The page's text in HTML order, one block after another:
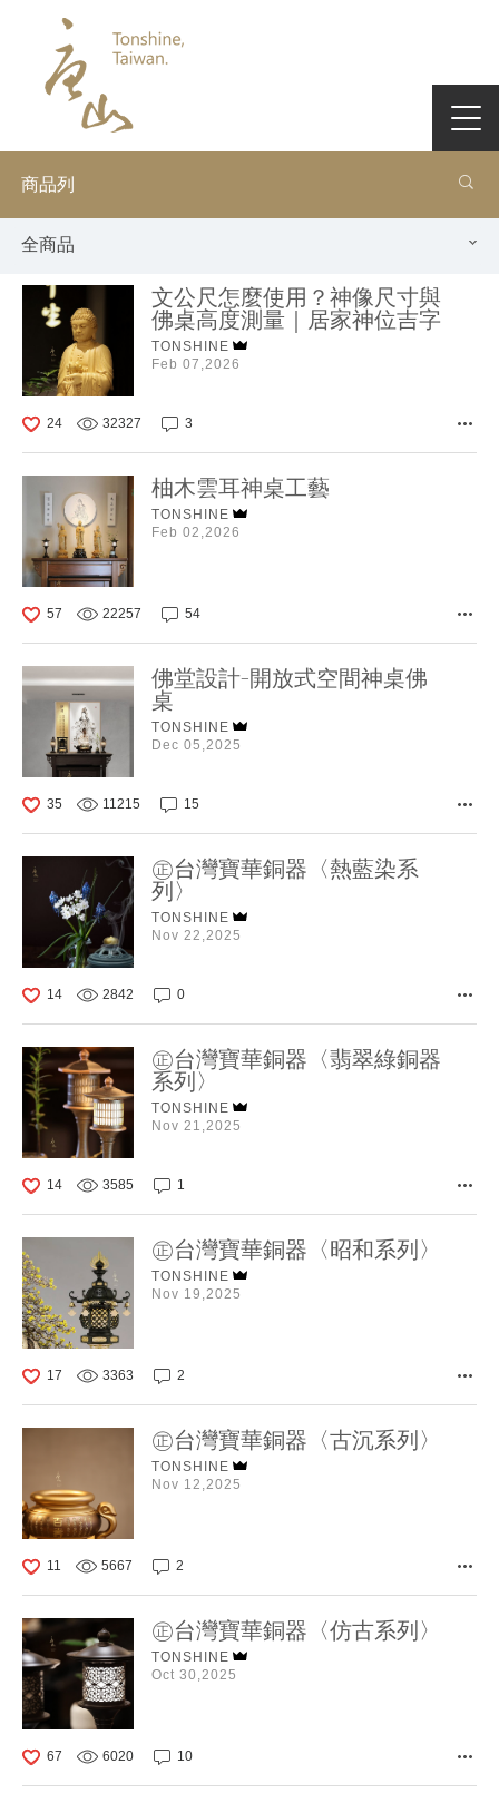
商品列
全商品
文公尺怎麼使用？神像尺寸與
佛桌高度測量｜居家神位吉字
TONSHINE
Feb 07,2026
24 32327 3
柚木雲耳神桌工藝
TONSHINE
Feb 02,2026
57 22257 54
佛堂設計-開放式空間神桌佛
桌
TONSHINE
Dec 05,2025
35 11215 15
㊣台灣寶華銅器〈熱藍染系
列〉
TONSHINE
Nov 22,2025
14 2842 0
㊣台灣寶華銅器〈翡翠綠銅器
系列〉
TONSHINE
Nov 21,2025
14 3585 1
㊣台灣寶華銅器〈昭和系列〉
TONSHINE
Nov 19,2025
17 3363 2
㊣台灣寶華銅器〈古沉系列〉
TONSHINE
Nov 12,2025
11 5667 2
㊣台灣寶華銅器〈仿古系列〉
TONSHINE
Oct 30,2025
67 6020 10